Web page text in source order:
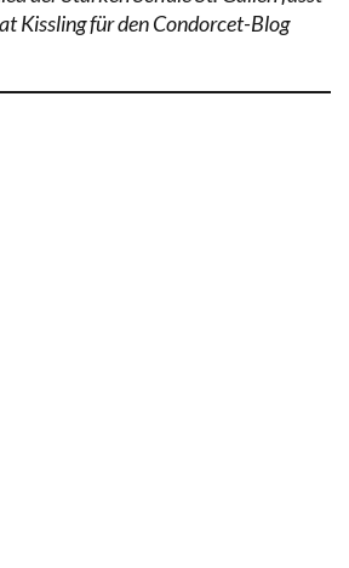
Kissling für den Condorcet-Blog